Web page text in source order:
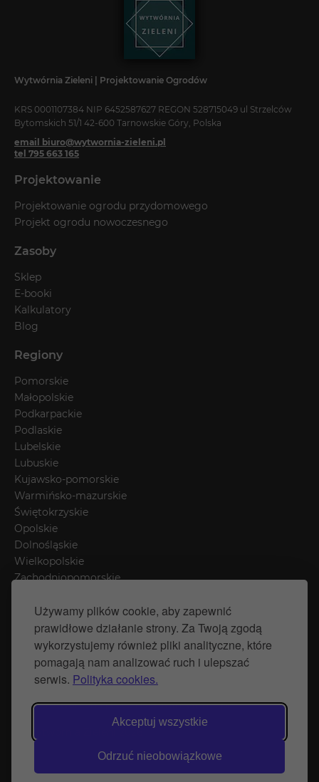
Używamy plików cookie, aby zapewnić
prawidłowe działanie strony. Za Twoją zgodą
wykorzystujemy również pliki analityczne, które
pomagają nam analizować ruch i ulepszać
serwis. Polityka cookies.
Akceptuj wszystkie
Odrzuć nieobowiązkowe
Wytwórnia Zieleni | Projektowanie Ogrodów
KRS 0001107384 NIP 6452587627 REGON 528715049 ul Strzelców
Bytomskich 51/1 42-600 Tarnowskie Góry, Polska
email biuro@wytwornia-zieleni.pl
tel 795 663 165
Projektowanie
Projektowanie ogrodu przydomowego
Projekt ogrodu nowoczesnego
Zasoby
Sklep
E-booki
Kalkulatory
Blog
Regiony
Pomorskie
Małopolskie
Podkarpackie
Podlaskie
Lubelskie
Lubuskie
Kujawsko-pomorskie
Warmińsko-mazurskie
Świętokrzyskie
Opolskie
Dolnośląskie
Wielkopolskie
Zachodniopomorskie
Mazowieckie
Śląskie
© Wytwórnia Zieleni 2026
Polityka prywatności
Polityka Cookies
Strona stworzona przez Naprawimyfirme.pl